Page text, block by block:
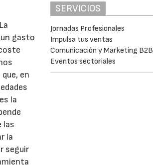
gasto
en
la
las
la
seguir
SERVICIOS
Jornadas Profesionales
Impulsa tus ventas
Comunicación y Marketing B2B
Eventos sectoriales